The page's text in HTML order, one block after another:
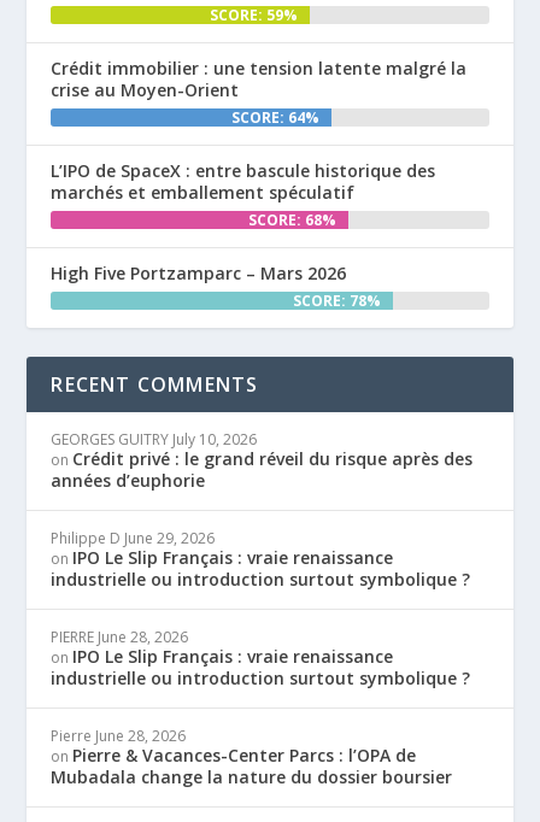
SCORE: 59%
Crédit immobilier : une tension latente malgré la
crise au Moyen-Orient
SCORE: 64%
L’IPO de SpaceX : entre bascule historique des
marchés et emballement spéculatif
SCORE: 68%
High Five Portzamparc – Mars 2026
SCORE: 78%
RECENT COMMENTS
GEORGES GUITRY July 10, 2026
on Crédit privé : le grand réveil du risque après des
années d’euphorie
Philippe D June 29, 2026
on IPO Le Slip Français : vraie renaissance
industrielle ou introduction surtout symbolique ?
PIERRE June 28, 2026
on IPO Le Slip Français : vraie renaissance
industrielle ou introduction surtout symbolique ?
Pierre June 28, 2026
on Pierre & Vacances-Center Parcs : l’OPA de
Mubadala change la nature du dossier boursier